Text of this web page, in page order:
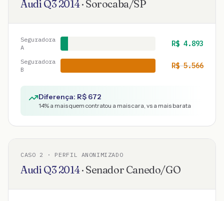
Audi Q32014· Sorocaba/SP
Seguradora
A
R$ 4.893
Seguradora
B
R$5.566
Diferença: R$ 672
14% a mais quem contratou a mais cara, vs a mais barata
CASO 2 · PERFIL ANONIMIZADO
Audi Q32014· Senador Canedo/GO